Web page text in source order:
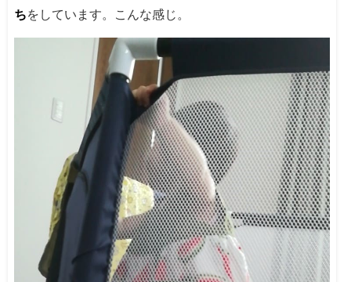
ちをしています。こんな感じ。